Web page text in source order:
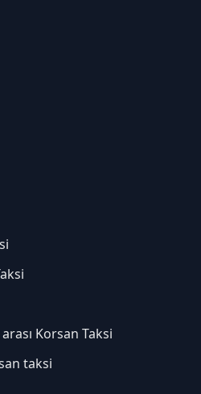
Korsan Taksi
taksi